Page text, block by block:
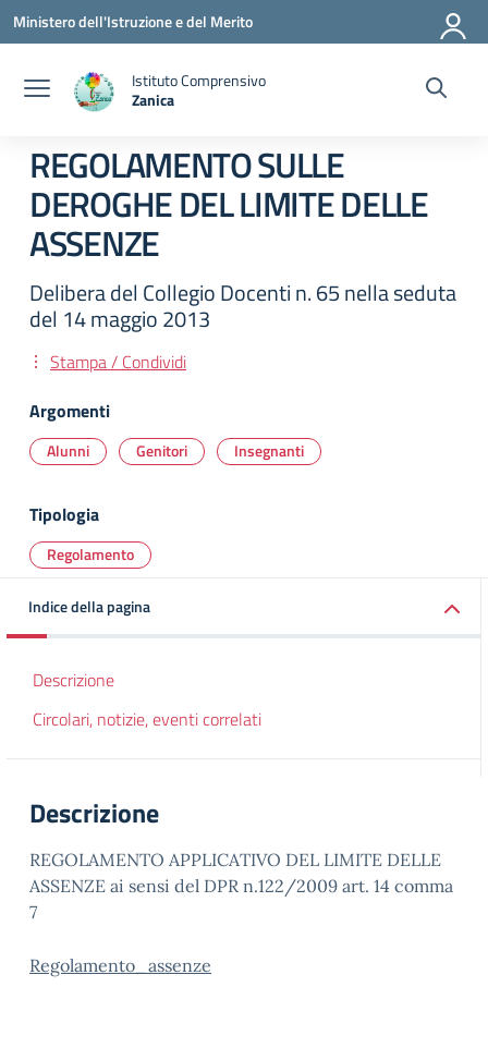
Vai ai contenuti
Vai al menu di navigazione
Vai al footer
Ministero dell'Istruzione e del Merito
Istituto Comprensivo
Zanica
REGOLAMENTO SULLE
DEROGHE DEL LIMITE DELLE
ASSENZE
Delibera del Collegio Docenti n. 65 nella seduta
del 14 maggio 2013
Stampa / Condividi
Argomenti
Alunni Genitori Insegnanti
Tipologia
Regolamento
Indice della pagina
Descrizione
Circolari, notizie, eventi correlati
Descrizione
REGOLAMENTO APPLICATIVO DEL LIMITE DELLE
ASSENZE ai sensi del DPR n.122/2009 art. 14 comma
7
Regolamento_assenze